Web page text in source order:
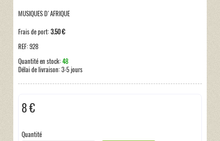
MUSIQUES D'AFRIQUE
Frais de port:3.50 €
REF:928
Quantité en stock:48
Délai de livraison:3-5 jours
8 €
Quantité